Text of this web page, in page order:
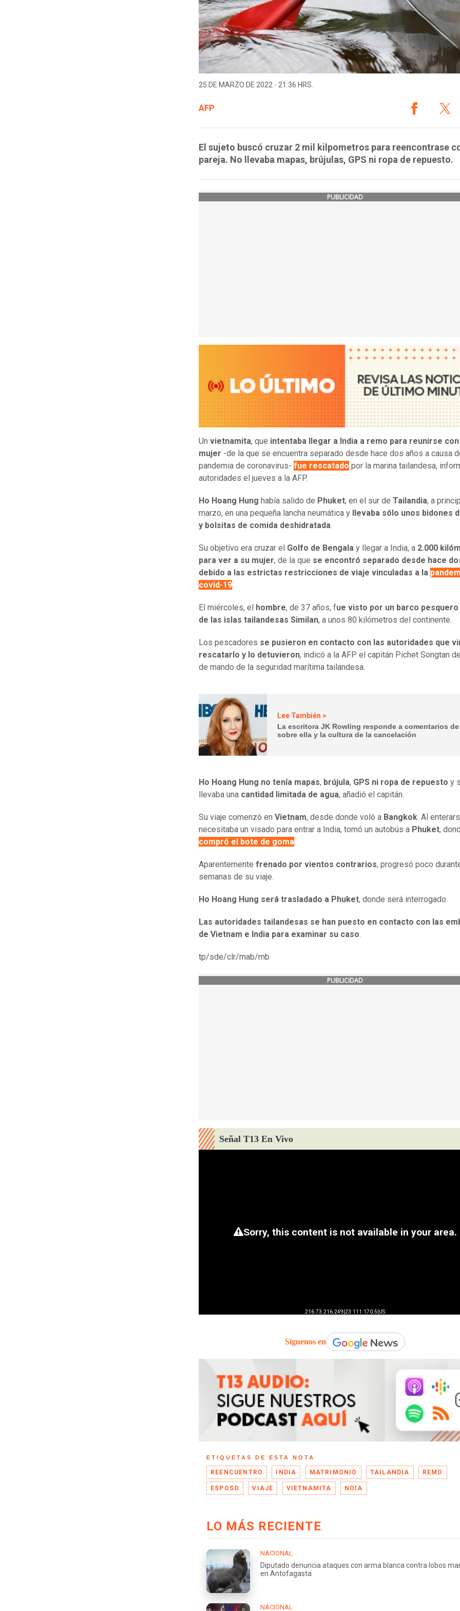
25 DE MARZO DE 2022 - 21:36 HRS.
AFP
El sujeto buscó cruzar 2 mil kilpometros para reencontrase
pareja. No llevaba mapas, brújulas, GPS ni ropa de repuesto.
PUBLICIDAD
Un vietnamita, que intentaba llegar a India a remo para reunirse
mujer -de la que se encuentra separado desde hace dos años a causa
pandemia de coronavirus- fue rescatado por la marina tailandesa,
autoridades el jueves a la AFP.
Ho Hoang Hung había salido de Phuket, en el sur de Tailandia, a
marzo, en una pequeña lancha neumática y
llevaba sólo unos bidones
y bolsitas de comida deshidratada.
Su objetivo era cruzar el Golfo de Bengala y llegar a India, a 2.000
para ver a su mujer, de la que se encontró separado desde hace
debido a las estrictas restricciones de viaje vinculadas a la
covid-19.
El miércoles, el hombre, de 37 años, fue visto por un barco
de las islas tailandesas Similan, a unos 80 kilómetros del continente.
Los pescadores se pusieron en contacto con las autoridades que
rescatarlo y lo detuvieron, indicó a la AFP el capitán Pichet Songtan
de mando de la seguridad marítima tailandesa.
Lee También >
La escritora JK Rowling responde a comentarios
sobre ella y la cultura de la cancelación
Ho Hoang Hung no tenía mapas, brújula, GPS ni ropa de repuesto y
llevaba una cantidad limitada de agua, añadió el capitán.
Su viaje comenzó en Vietnam, desde donde voló a Bangkok. Al
necesitaba un visado para entrar a India, tomó un autobús a Phuket,
compró el bote de goma.
Aparentemente frenado por vientos contrarios, progresó poco
semanas de su viaje.
Ho Hoang Hung será trasladado a Phuket, donde será interrogado.
Las autoridades tailandesas se han puesto en contacto con las
de Vietnam e India para examinar su caso.
tp/sde/clr/mab/mb
PUBLICIDAD
Señal T13 En Vivo
Síguenos en
ETIQUETAS DE ESTA NOTA
REENCUENTRO INDIA MATRIMONIO TAILANDIA REMO
ESPOSO VIAJE VIETNAMITA NOIA
LO MÁS RECIENTE
NACIONAL
Diputado denuncia ataques con arma blanca contra lobos
en Antofagasta
NACIONAL